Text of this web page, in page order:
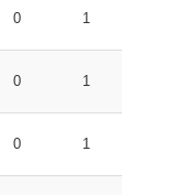
0 1
0 1
0 1